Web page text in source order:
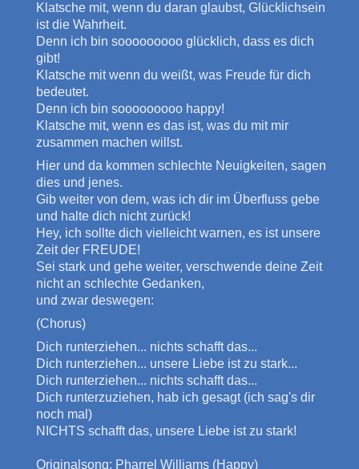
Klatsche mit, wenn du daran glaubst, Glücklichsein
ist die Wahrheit.
Denn ich bin sooooooooo glücklich, dass es dich
gibt!
Klatsche mit wenn du weißt, was Freude für dich
bedeutet.
Denn ich bin sooooooooo happy!
Klatsche mit, wenn es das ist, was du mit mir
zusammen machen willst.
Hier und da kommen schlechte Neuigkeiten, sagen
dies und jenes.
Gib weiter von dem, was ich dir im Überfluss gebe
und halte dich nicht zurück!
Hey, ich sollte dich vielleicht warnen, es ist unsere
Zeit der FREUDE!
Sei stark und gehe weiter, verschwende deine Zeit
nicht an schlechte Gedanken,
und zwar deswegen:
(Chorus)
Dich runterziehen... nichts schafft das...
Dich runterziehen... unsere Liebe ist zu stark...
Dich runterziehen... nichts schafft das...
Dich runterzuziehen, hab ich gesagt (ich sag's dir
noch mal)
NICHTS schafft das, unsere Liebe ist zu stark!
Originalsong: Pharrel Williams (Happy)